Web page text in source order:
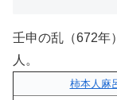
壬申の乱（672年
人。
柿本人麻